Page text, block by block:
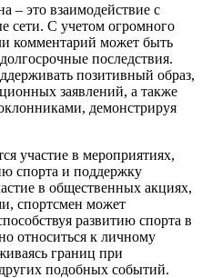
– это взаимодействие с
сети. С учетом огромного
комментарий может быть
последствия.
позитивный образ,
заявлений, а также
демонстрируя
участие в мероприятиях,
спорта и поддержку
в общественных акциях,
спортсмен может
развитию спорта в
относиться к личному
границ при
подобных событий.